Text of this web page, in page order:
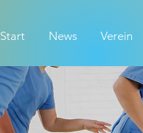
Start News Verein